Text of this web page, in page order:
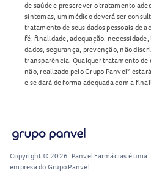
de saúde e prescrever o tratamento
sintomas, um médico deverá ser
tratamento de seus dados pessoais de
fé, finalidade, adequação, necessidade,
dados, segurança, prevenção, não
transparência. Qualquer tratamento de
não, realizado pelo Grupo Panvel*
e se dará de forma adequada com a
Copyright © 2026. Panvel Farmácias é uma
empresa do Grupo Panvel.